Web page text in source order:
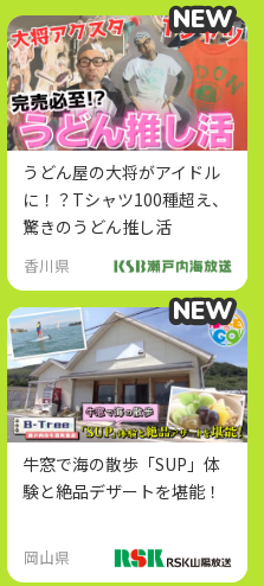
うどん屋の大将がアイドル
に！？Tシャツ100種超え、
驚きのうどん推し活
香川県
NEW
NEW
牛窓で海の散歩「SUP」体
験と絶品デザートを堪能！
岡山県
NEW
NEW